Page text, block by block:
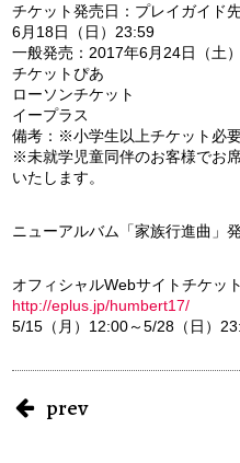
チケット発売日：プレイガイド
6月18日（日）23:59
一般発売：2017年6月24日（土
チケットぴあ
ローソンチケット
イープラス
備考：※小学生以上チケット必
※未就学児童同伴のお客様でお
いたします。
ニューアルバム「家族行進曲」
オフィシャルWebサイトチケッ
http://eplus.jp/humbert17/
5/15（月）12:00～5/28（日）
prev